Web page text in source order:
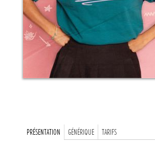
PRÉSENTATION GÉNÉRIQUE TARIFS